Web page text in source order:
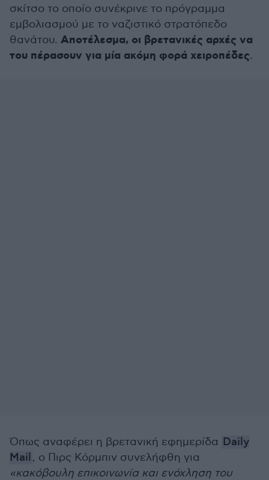
σκίτσο το οποίο συνέκρινε το πρόγραμμα
εμβολιασμού με το ναζιστικό στρατόπεδο
θανάτου. Αποτέλεσμα, οι βρετανικές αρχές να
του πέρασουν για μία ακόμη φορά χειροπέδες.
Όπως αναφέρει η βρετανική εφημερίδα Daily
Mail, o Πιρς Κόρμπιν συνελήφθη για
«κακόβουλη επικοινωνία και ενόχληση του